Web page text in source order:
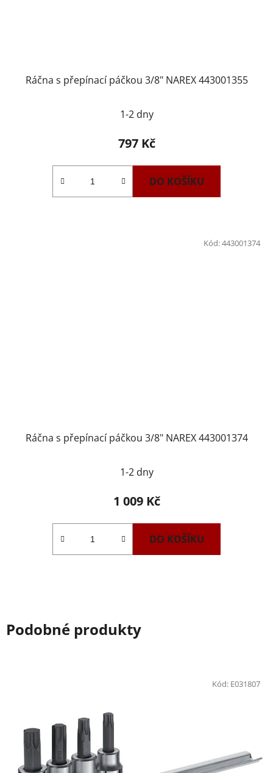
Ráčna s přepínací páčkou 3/8" NAREX 443001355
1-2 dny
797 Kč
DO KOŠÍKU
Ráčna s přepínací páčkou 3/8" NAREX 443001374
1-2 dny
1 009 Kč
DO KOŠÍKU
Kód:443001374
Podobné produkty
Kód: E031807